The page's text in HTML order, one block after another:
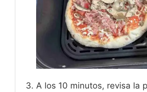
A los 10 minutos, revisa la